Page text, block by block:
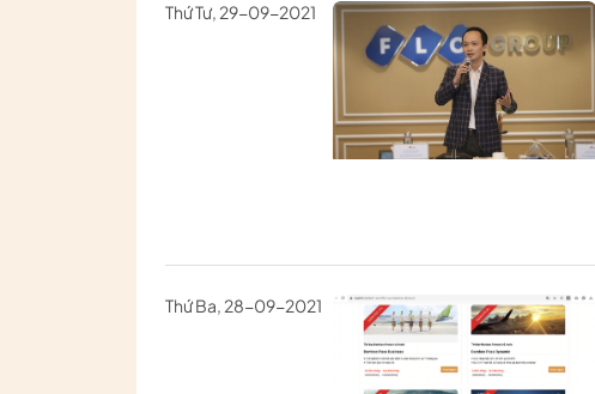
Thứ Tư, 29-09-2021
Thứ Ba, 28-09-2021